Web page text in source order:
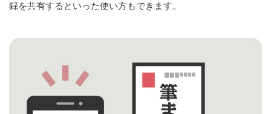
録を共有するといった使い方もできます。